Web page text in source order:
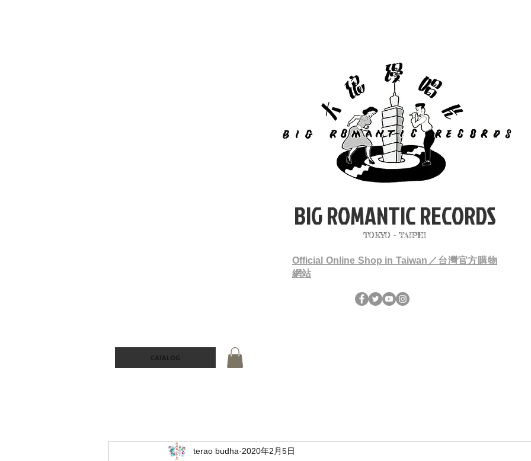
BIG ROMANTIC RECORDS
TOKYO - TAIPEI
Official Online Shop in Taiwan／台灣官方購物
網站
CATALOG
terao budha 2020年2月5日